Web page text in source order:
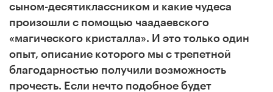
сыном-десятиклассником и какие чудеса
произошли с помощью чаадаевского
«магического кристалла». И это только один
опыт, описание которого мы с трепетной
благодарностью получили возможность
прочесть. Если нечто подобное будет